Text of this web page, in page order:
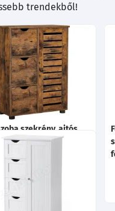
trendekből!
szekrény, ajtós
szekrény, rusztikus